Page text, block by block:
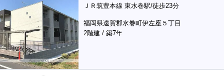
ＪＲ筑豊本線 東水巻駅/徒歩23分
福岡県遠賀郡水巻町伊左座５丁目
2階建 / 築7年